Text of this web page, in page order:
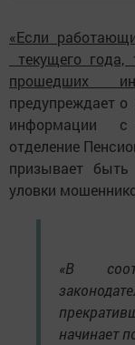
«Если
текущего
прошедших
предупреждает о
информации с
отделение
призывает
уловки
«В
начинает